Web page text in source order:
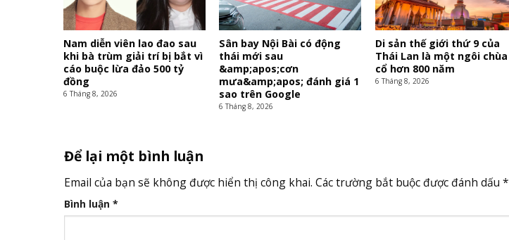
Nam diễn viên lao đao sau
khi bà trùm giải trí bị bắt vì
cáo buộc lừa đảo 500 tỷ
đồng
6 Tháng 8, 2026
Sân bay Nội Bài có động
thái mới sau
&amp;apos;cơn
mưa&amp;apos; đánh giá 1
sao trên Google
6 Tháng 8, 2026
Di sản thế giới thứ 9 của
Thái Lan là một ngôi chùa
cổ hơn 800 năm
6 Tháng 8, 2026
Để lại một bình luận
Email của bạn sẽ không được hiển thị công khai. Các trường bắt buộc được đánh dấu *
Bình luận *